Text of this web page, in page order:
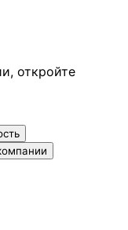
откройте